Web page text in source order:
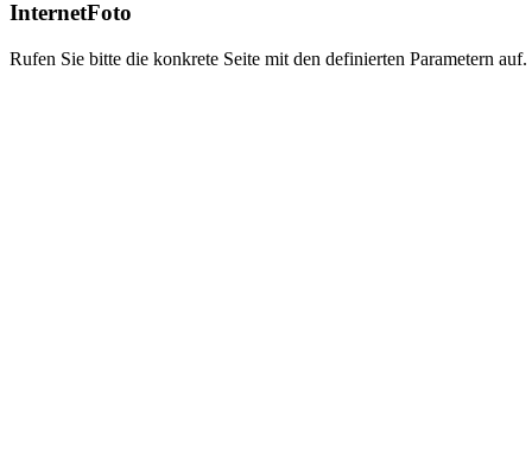
InternetFoto
Rufen Sie bitte die konkrete Seite mit den definierten Parametern auf.